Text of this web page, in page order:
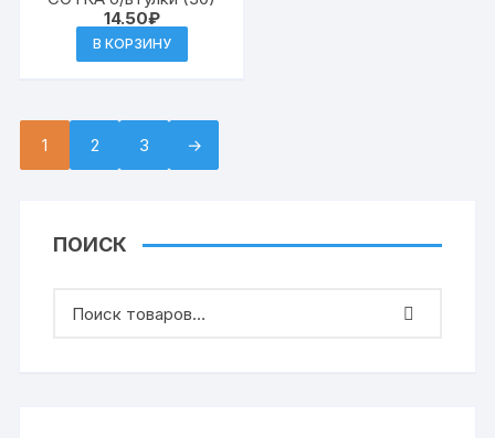
14.50₽
В КОРЗИНУ
1 2 3 →
ПОИСК